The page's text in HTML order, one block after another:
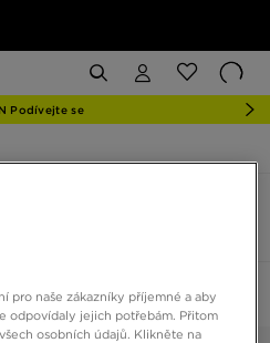
Podívejte se
Filtrovat 1
pro naše zákazníky příjemné a aby
odpovídaly jejich potřebám. Přitom
osobních údajů. Klikněte na